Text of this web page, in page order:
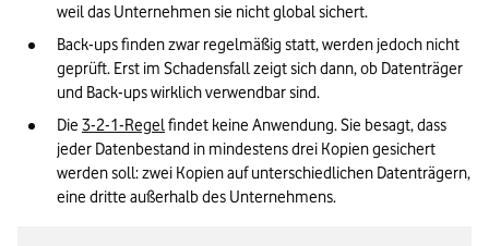
weil das Unternehmen sie nicht global sichert.
Back-ups finden zwar regelmäßig statt, werden jedoch nicht
geprüft. Erst im Schadensfall zeigt sich dann, ob Datenträger
und Back-ups wirklich verwendbar sind.
Die 3-2-1-Regel findet keine Anwendung. Sie besagt, dass
jeder Datenbestand in mindestens drei Kopien gesichert
werden soll: zwei Kopien auf unterschiedlichen Datenträgern,
eine dritte außerhalb des Unternehmens.